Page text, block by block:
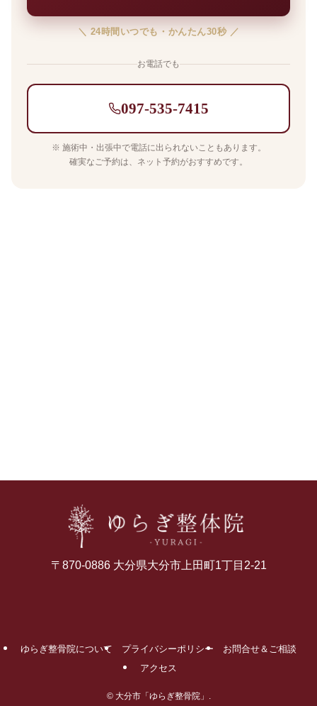
＼ 24時間いつでも・かんたん30秒 ／
お電話でも
097-535-7415
※ 施術中・出張中で電話に出られないこともあります。
確実なご予約は、ネット予約がおすすめです。
〒870-0886 大分県大分市上田町1丁目2-21
ゆらぎ整骨院について プライバシーポリシー
お問合せ＆ご相談
アクセス
©大分市「ゆらぎ整骨院」.